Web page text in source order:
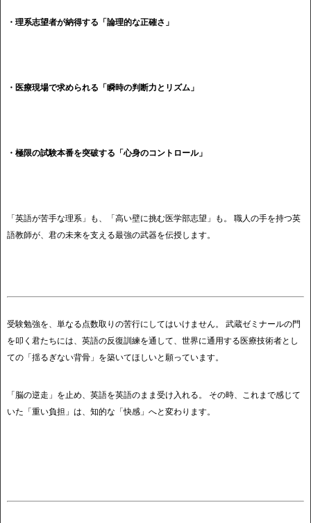
・理系志望者が納得する「論理的な正確さ」
・医療現場で求められる「瞬時の判断力とリズム」
・極限の試験本番を突破する「心身のコントロール」
「英語が苦手な理系」も、「高い壁に挑む医学部志望」も。 職人の手を持つ英
語教師が、君の未来を支える最強の武器を伝授します。
受験勉強を、単なる点数取りの苦行にしてはいけません。 武蔵ゼミナールの門
を叩く君たちには、英語の反復訓練を通して、世界に通用する医療技術者とし
ての「揺るぎない背骨」を築いてほしいと願っています。
「脳の逆走」を止め、英語を英語のまま受け入れる。 その時、これまで感じて
いた「重い負担」は、知的な「快感」へと変わります。